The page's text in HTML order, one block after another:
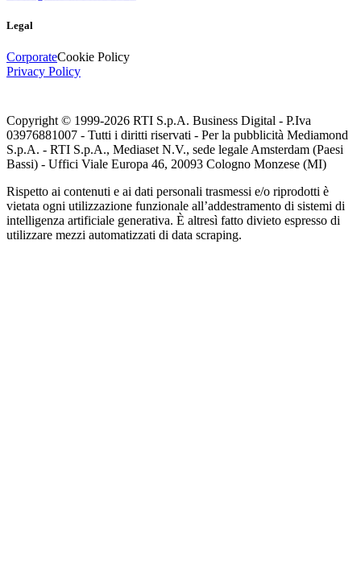
Legal
CorporateCookie Policy
Privacy Policy
Copyright © 1999-2026 RTI S.p.A. Business Digital - P.Iva
03976881007 - Tutti i diritti riservati - Per la pubblicità Mediamond
S.p.A. - RTI S.p.A., Mediaset N.V., sede legale Amsterdam (Paesi
Bassi) - Uffici Viale Europa 46, 20093 Cologno Monzese (MI)
Rispetto ai contenuti e ai dati personali trasmessi e/o riprodotti è
vietata ogni utilizzazione funzionale all’addestramento di sistemi di
intelligenza artificiale generativa. È altresì fatto divieto espresso di
utilizzare mezzi automatizzati di data scraping.